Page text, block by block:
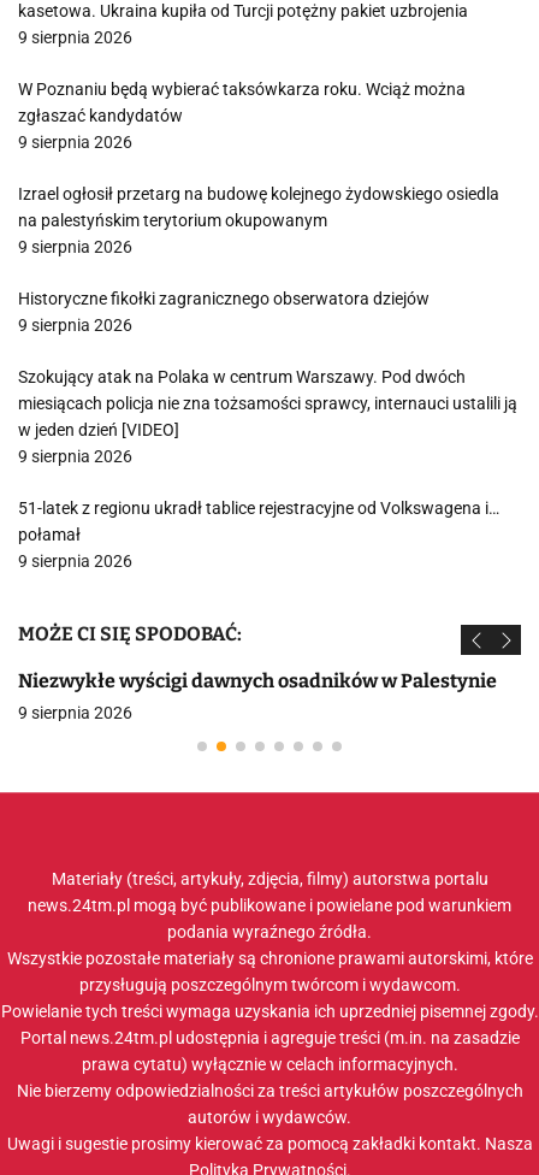
kasetowa. Ukraina kupiła od Turcji potężny pakiet uzbrojenia
9 sierpnia 2026
W Poznaniu będą wybierać taksówkarza roku. Wciąż można
zgłaszać kandydatów
9 sierpnia 2026
Izrael ogłosił przetarg na budowę kolejnego żydowskiego osiedla
na palestyńskim terytorium okupowanym
9 sierpnia 2026
Historyczne fikołki zagranicznego obserwatora dziejów
9 sierpnia 2026
Szokujący atak na Polaka w centrum Warszawy. Pod dwóch
miesiącach policja nie zna tożsamości sprawcy, internauci ustalili ją
w jeden dzień [VIDEO]
9 sierpnia 2026
51-latek z regionu ukradł tablice rejestracyjne od Volkswagena i…
połamał
9 sierpnia 2026
MOŻE CI SIĘ SPODOBAĆ:
Niezwykłe wyścigi dawnych osadników w Palestynie
9 sierpnia 2026
Materiały (treści, artykuły, zdjęcia, filmy) autorstwa portalu
news.24tm.pl mogą być publikowane i powielane pod warunkiem
podania wyraźnego źródła.
Wszystkie pozostałe materiały są chronione prawami autorskimi, które
przysługują poszczególnym twórcom i wydawcom.
Powielanie tych treści wymaga uzyskania ich uprzedniej pisemnej zgody.
Portal news.24tm.pl udostępnia i agreguje treści (m.in. na zasadzie
prawa cytatu) wyłącznie w celach informacyjnych.
Nie bierzemy odpowiedzialności za treści artykułów poszczególnych
autorów i wydawców.
Uwagi i sugestie prosimy kierować za pomocą zakładki kontakt. Nasza
Polityka Prywatności.